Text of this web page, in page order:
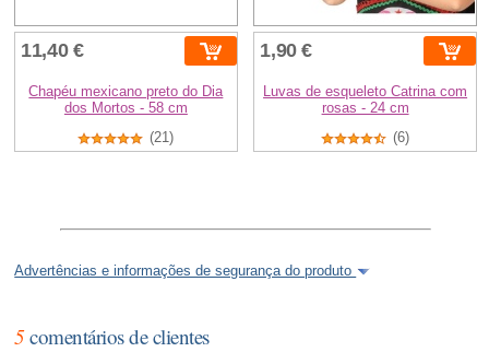
11,40 €
Chapéu mexicano preto do Dia
dos Mortos - 58 cm
(21)
1,90 €
Luvas de esqueleto Catrina com
rosas - 24 cm
(6)
Advertências e informações de segurança do produto
5comentários de clientes